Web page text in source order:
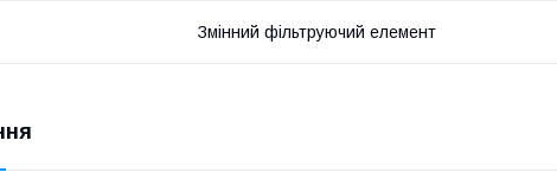
Змінний фільтруючий елемент